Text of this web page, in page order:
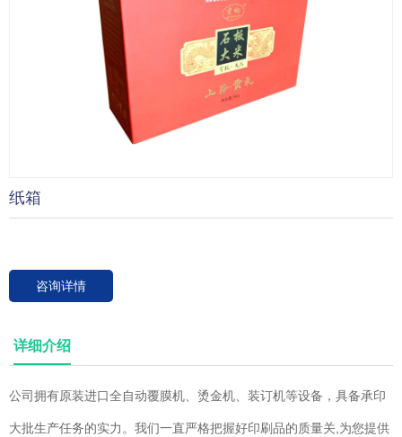
纸箱
咨询详情
详细介绍
公司拥有原装进口全自动覆膜机、烫金机、装订机等设备，具备承印
大批生产任务的实力。我们一直严格把握好印刷品的质量关,为您提供